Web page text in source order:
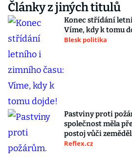
Články z jiných titulů
Konec střídání
Víme, kdy k tomu
Blesk politika
Pastviny proti
společnost měla
postoj vůči
Reflex.cz